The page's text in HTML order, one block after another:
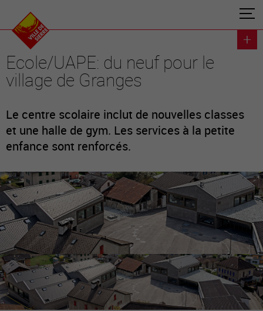
Ecole/UAPE: du neuf pour le
village de Granges
Le centre scolaire inclut de nouvelles classes
et une halle de gym. Les services à la petite
enfance sont renforcés.